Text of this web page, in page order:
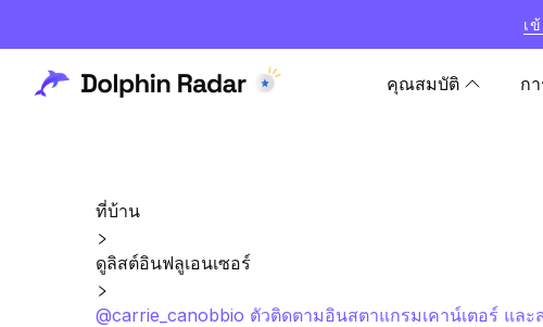
เ
คุณสมบัติ ก
ที่บ้าน
ดูลิสต์อินฟลูเอนเซอร์
@carrie_canobbio ตัวติดตามอินสตาแกรมเคาน์เตอร์ และ